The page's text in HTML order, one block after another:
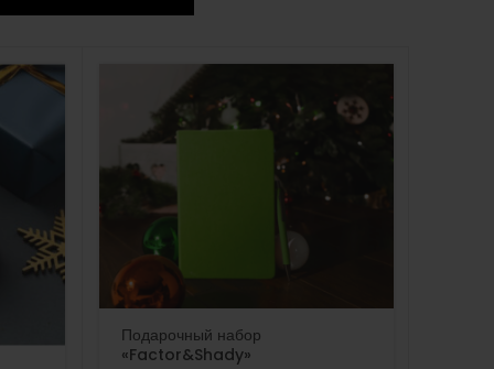
Подарочный набор
«Factor&Shady»